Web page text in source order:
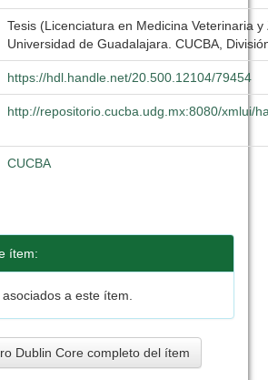
Tesis (Licenciatura en Medicina Veterinaria
Universidad de Guadalajara. CUCBA,
https://hdl.handle.net/20.500.12104/79454
http://repositorio.cucba.udg.mx:8080/xmlui/
CUCBA
ítem:
a este ítem.
Dublin Core completo del ítem